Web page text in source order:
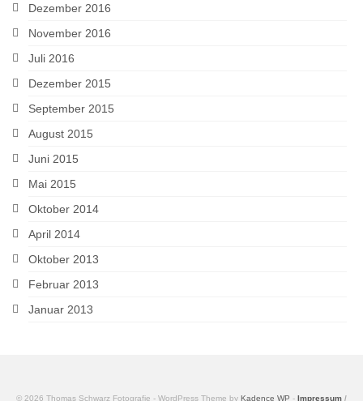
Dezember 2016
November 2016
Juli 2016
Dezember 2015
September 2015
August 2015
Juni 2015
Mai 2015
Oktober 2014
April 2014
Oktober 2013
Februar 2013
Januar 2013
© 2026 Thomas Schwarz Fotografie - WordPress Theme by Kadence WP - Impressum /